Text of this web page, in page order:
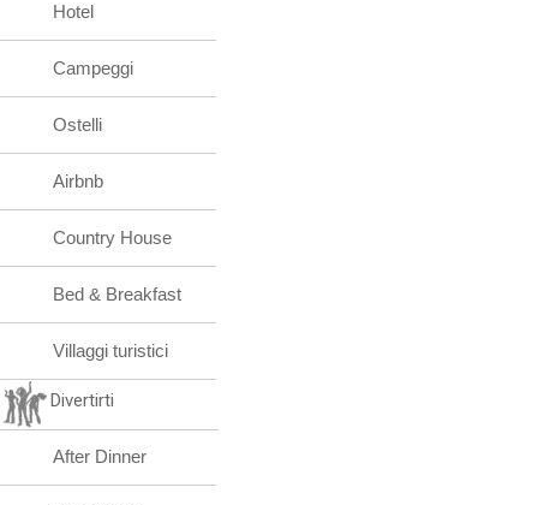
Hotel
Campeggi
Ostelli
Airbnb
Country House
Bed & Breakfast
Villaggi turistici
Divertirti
After Dinner